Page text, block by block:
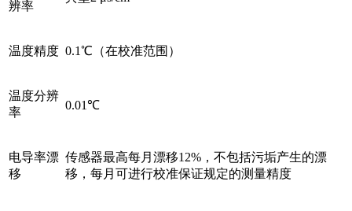
辨率
温度精度 0.1℃（在校准范围）
温度分辨
率
0.01℃
电导率漂
移
传感器最高每月漂移12%，不包括污垢产生的漂
移，每月可进行校准保证规定的测量精度